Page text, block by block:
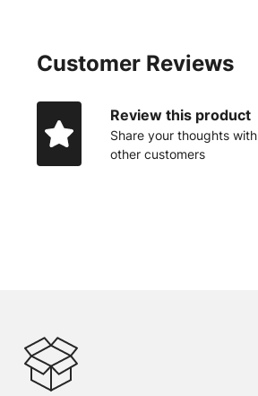
Customer Reviews
Review this product
Share your thoughts with
other customers